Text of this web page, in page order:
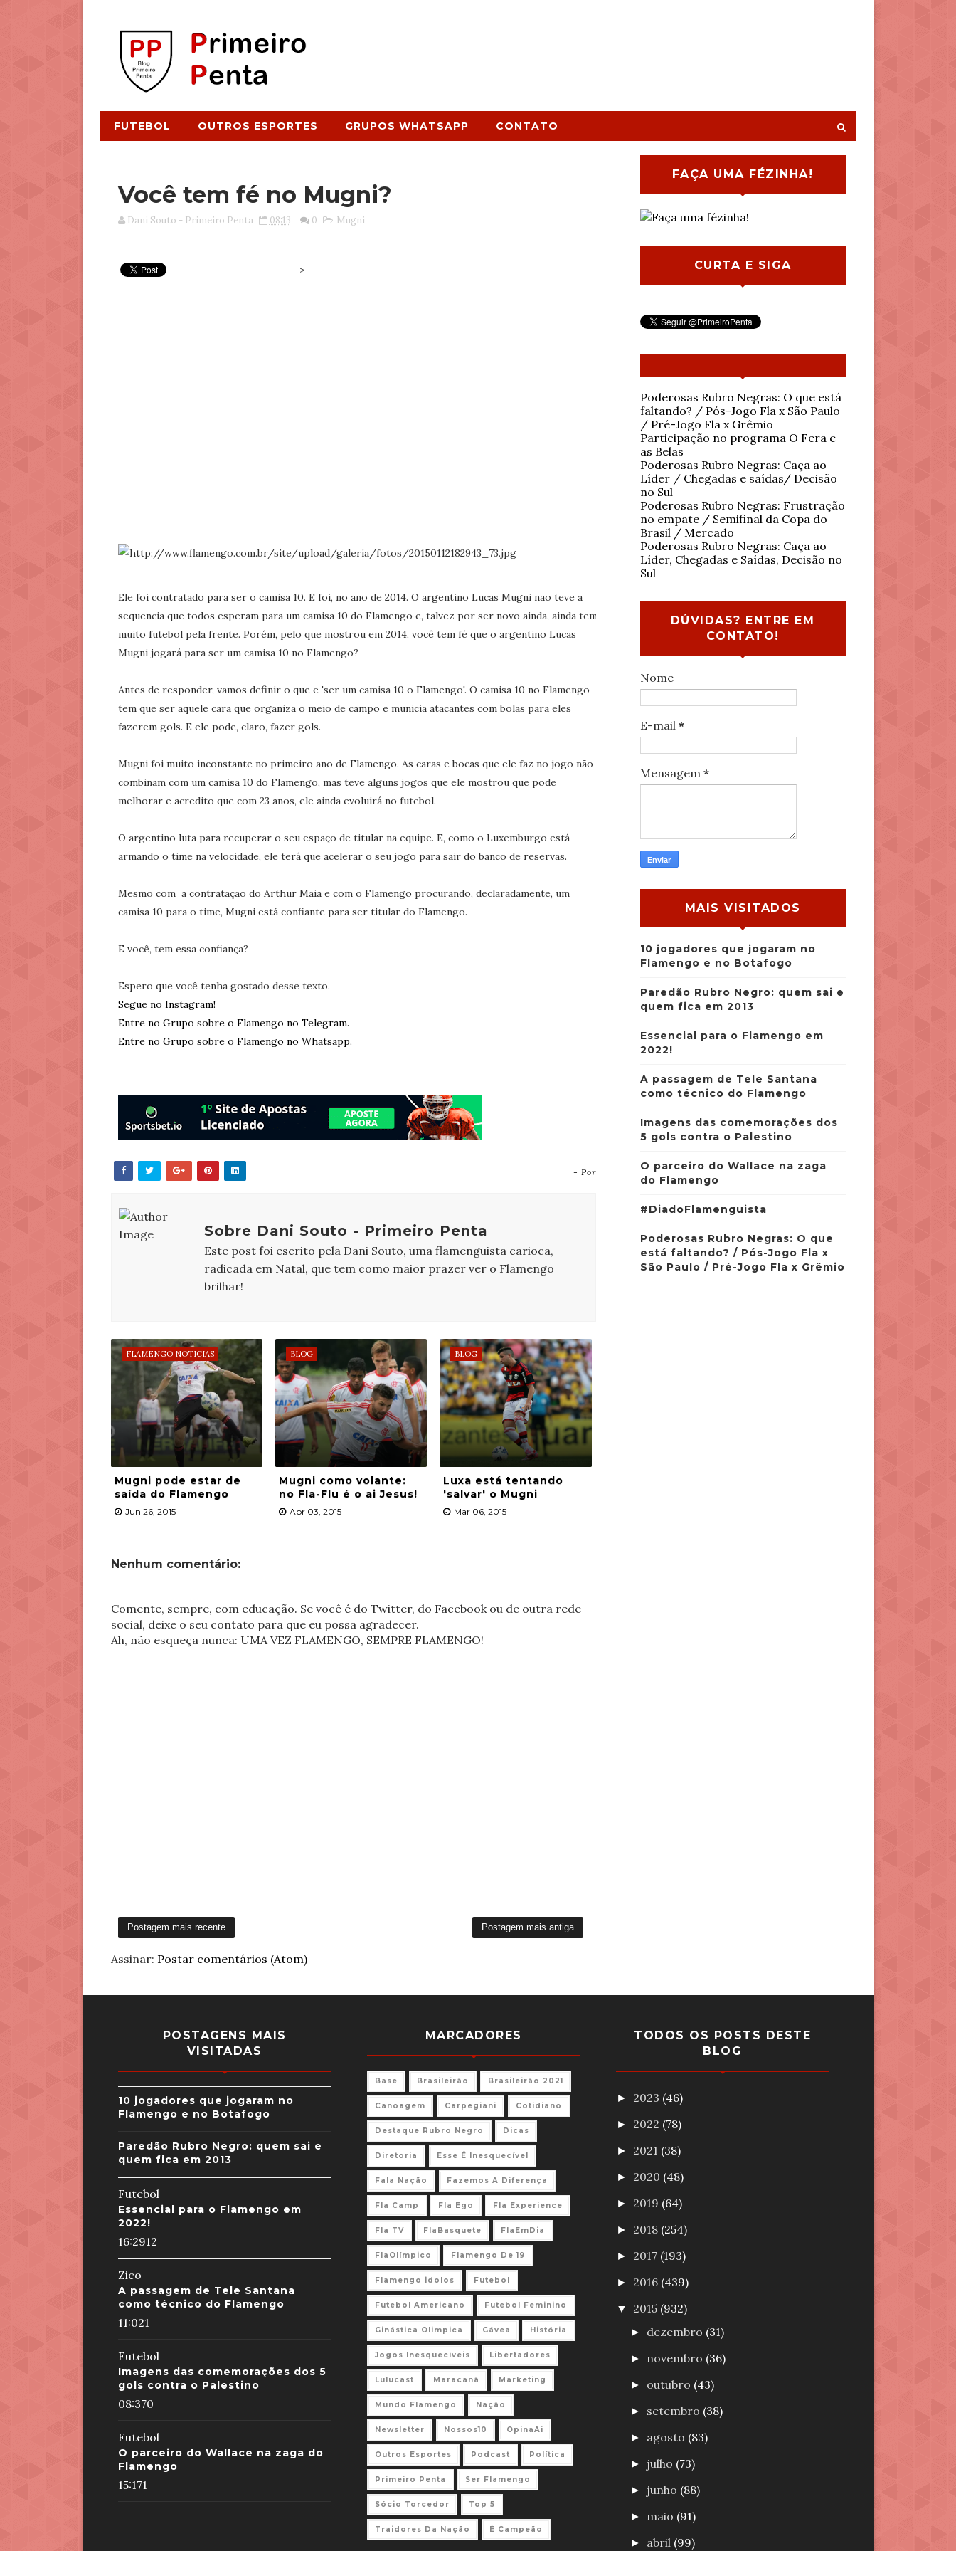
FUTEBOL OUTROS ESPORTES GRUPOS WHATSAPP CONTATO
Você tem fé no Mugni?
Dani Souto - Primeiro Penta 08:13 0 Mugni
>
Ele foi contratado para ser o camisa 10. E foi, no ano de 2014. O argentino Lucas Mugni não teve a
sequencia que todos esperam para um camisa 10 do Flamengo e, talvez por ser novo ainda, ainda tem
muito futebol pela frente. Porém, pelo que mostrou em 2014, você tem fé que o argentino Lucas
Mugni jogará para ser um camisa 10 no Flamengo?
Antes de responder, vamos definir o que e 'ser um camisa 10 o Flamengo'. O camisa 10 no Flamengo
tem que ser aquele cara que organiza o meio de campo e municia atacantes com bolas para eles
fazerem gols. E ele pode, claro, fazer gols.
Mugni foi muito inconstante no primeiro ano de Flamengo. As caras e bocas que ele faz no jogo não
combinam com um camisa 10 do Flamengo, mas teve alguns jogos que ele mostrou que pode
melhorar e acredito que com 23 anos, ele ainda evoluirá no futebol.
O argentino luta para recuperar o seu espaço de titular na equipe. E, como o Luxemburgo está
armando o time na velocidade, ele terá que acelerar o seu jogo para sair do banco de reservas.
Mesmo com a contratação do Arthur Maia e com o Flamengo procurando, declaradamente, um
camisa 10 para o time, Mugni está confiante para ser titular do Flamengo.
E você, tem essa confiança?
Espero que você tenha gostado desse texto.
Segue no Instagram!
Entre no Grupo sobre o Flamengo no Telegram.
Entre no Grupo sobre o Flamengo no Whatsapp.
- Por
Sobre Dani Souto - Primeiro Penta
Este post foi escrito pela Dani Souto, uma flamenguista carioca,
radicada em Natal, que tem como maior prazer ver o Flamengo
brilhar!
FLAMENGO NOTICIAS
Mugni pode estar de
saída do Flamengo
Jun 26, 2015
BLOG
Mugni como volante:
no Fla-Flu é o ai Jesus!
Apr 03, 2015
BLOG
Luxa está tentando
'salvar' o Mugni
Mar 06, 2015
Nenhum comentário:
Comente, sempre, com educação. Se você é do Twitter, do Facebook ou de outra rede
social, deixe o seu contato para que eu possa agradecer.
Ah, não esqueça nunca: UMA VEZ FLAMENGO, SEMPRE FLAMENGO!
Postagem mais recente Postagem mais antiga
Assinar: Postar comentários (Atom)
FAÇA UMA FÉZINHA!
CURTA E SIGA
Poderosas Rubro Negras: O que está
faltando? / Pós-Jogo Fla x São Paulo
/ Pré-Jogo Fla x Grêmio
Participação no programa O Fera e
as Belas
Poderosas Rubro Negras: Caça ao
Líder / Chegadas e saídas/ Decisão
no Sul
Poderosas Rubro Negras: Frustração
no empate / Semifinal da Copa do
Brasil / Mercado
Poderosas Rubro Negras: Caça ao
Líder, Chegadas e Saídas, Decisão no
Sul
DÚVIDAS? ENTRE EM
CONTATO!
Nome
E-mail *
Mensagem *
MAIS VISITADOS
10 jogadores que jogaram no
Flamengo e no Botafogo
Paredão Rubro Negro: quem sai e
quem fica em 2013
Essencial para o Flamengo em
2022!
A passagem de Tele Santana
como técnico do Flamengo
Imagens das comemorações dos
5 gols contra o Palestino
O parceiro do Wallace na zaga
do Flamengo
#DiadoFlamenguista
Poderosas Rubro Negras: O que
está faltando? / Pós-Jogo Fla x
São Paulo / Pré-Jogo Fla x Grêmio
POSTAGENS MAIS
VISITADAS
10 jogadores que jogaram no
Flamengo e no Botafogo
Paredão Rubro Negro: quem sai e
quem fica em 2013
Futebol
Essencial para o Flamengo em
2022!
16:2912
Zico
A passagem de Tele Santana
como técnico do Flamengo
11:021
Futebol
Imagens das comemorações dos 5
gols contra o Palestino
08:370
Futebol
O parceiro do Wallace na zaga do
Flamengo
15:171
MARCADORES
Base Brasileirão Brasileirão 2021
Canoagem Carpegiani Cotidiano
Destaque Rubro Negro Dicas
Diretoria Esse É Inesquecível
Fala Nação Fazemos A Diferença
Fla Camp Fla Ego Fla Experience
Fla TV FlaBasquete FlaEmDia
FlaOlímpico Flamengo De 19
Flamengo Ídolos Futebol
Futebol Americano Futebol Feminino
Ginástica Olimpica Gávea História
Jogos Inesquecíveis Libertadores
Lulucast Maracanã Marketing
Mundo Flamengo Nação
Newsletter Nossos10 OpinaAi
Outros Esportes Podcast Política
Primeiro Penta Ser Flamengo
Sócio Torcedor Top 5
Traidores Da Nação É Campeão
TODOS OS POSTS DESTE
BLOG
► 2023 (46)
► 2022 (78)
► 2021 (38)
► 2020 (48)
► 2019 (64)
► 2018 (254)
► 2017 (193)
► 2016 (439)
▼ 2015 (932)
► dezembro (31)
► novembro (36)
► outubro (43)
► setembro (38)
► agosto (83)
► julho (73)
► junho (88)
► maio (91)
► abril (99)